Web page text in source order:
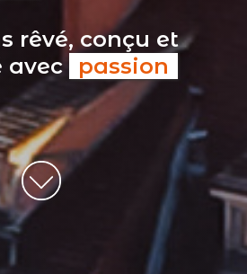
rêvé, conçu et
avec passion